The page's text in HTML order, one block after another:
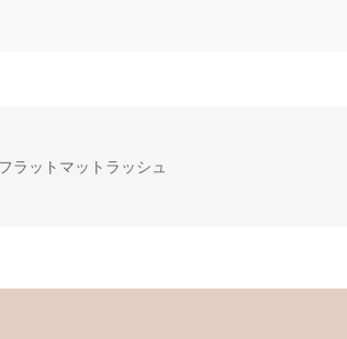
フラットマットラッシュ